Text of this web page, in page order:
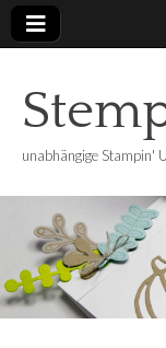
unabhängige Stampin'